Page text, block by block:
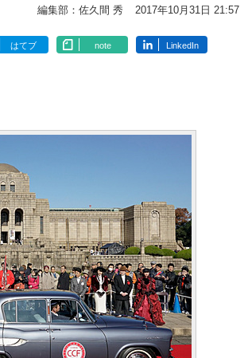
編集部：佐久間 秀 2017年10月31日 21:57
はてブ note LinkedIn